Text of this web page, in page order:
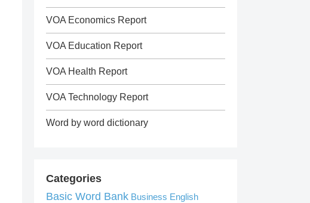
VOA Economics Report
VOA Education Report
VOA Health Report
VOA Technology Report
Word by word dictionary
Categories
Basic Word Bank Business English